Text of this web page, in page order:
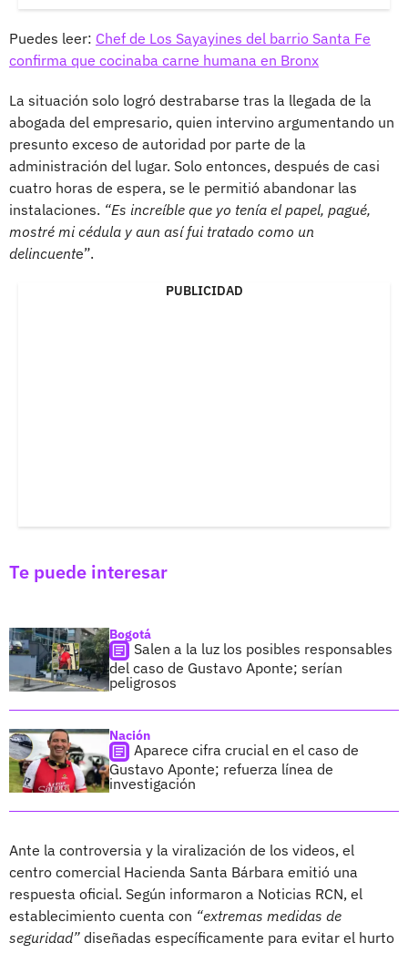
Puedes leer: Chef de Los Sayayines del barrio Santa Fe
confirma que cocinaba carne humana en Bronx
La situación solo logró destrabarse tras la llegada de la
abogada del empresario, quien intervino argumentando un
presunto exceso de autoridad por parte de la
administración del lugar. Solo entonces, después de casi
cuatro horas de espera, se le permitió abandonar las
instalaciones. “Es increíble que yo tenía el papel, pagué,
mostré mi cédula y aun así fui tratado como un
delincuente”.
PUBLICIDAD
Te puede interesar
Bogotá
Salen a la luz los posibles responsables
del caso de Gustavo Aponte; serían
peligrosos
Nación
Aparece cifra crucial en el caso de
Gustavo Aponte; refuerza línea de
investigación
Ante la controversia y la viralización de los videos, el
centro comercial Hacienda Santa Bárbara emitió una
respuesta oficial. Según informaron a Noticias RCN, el
establecimiento cuenta con “extremas medidas de
seguridad” diseñadas específicamente para evitar el hurto